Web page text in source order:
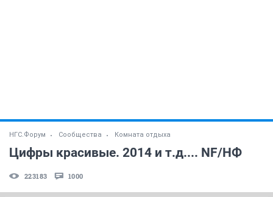
НГС.Форум Сообщества Комната отдыха
Цифры красивые. 2014 и т.д.... NF/НФ
223183 1000